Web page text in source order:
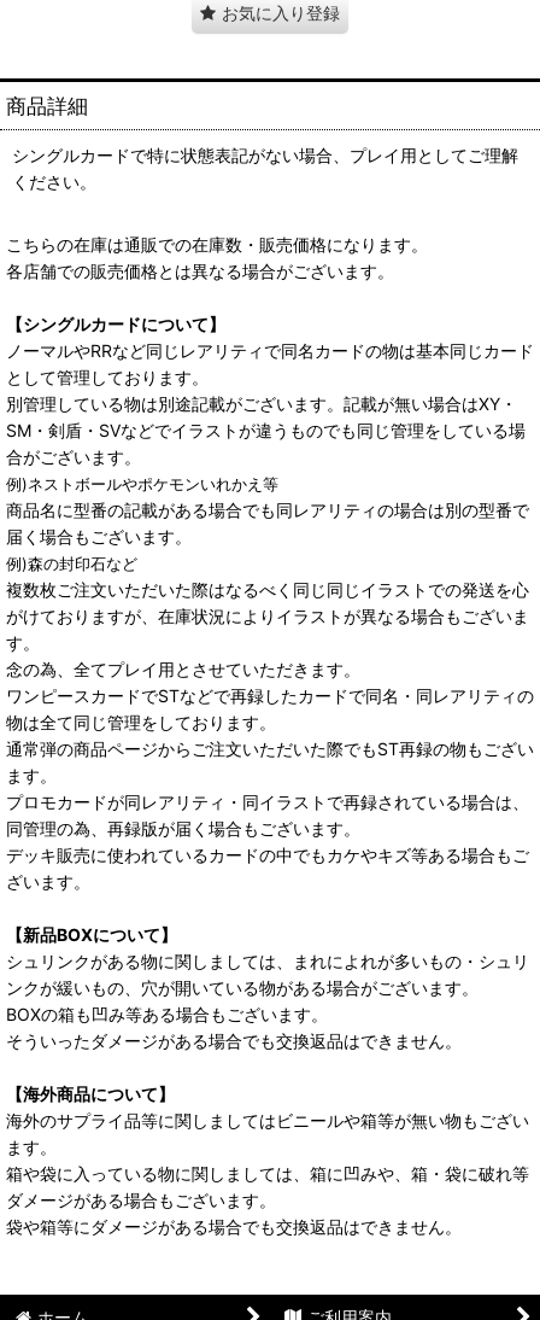
お気に入り登録
商品詳細
シングルカードで特に状態表記がない場合、プレイ用としてご理解
ください。
こちらの在庫は通販での在庫数・販売価格になります。
各店舗での販売価格とは異なる場合がございます。
【シングルカードについて】
ノーマルやRRなど同じレアリティで同名カードの物は基本同じカード
として管理しております。
別管理している物は別途記載がございます。記載が無い場合はXY・
SM・剣盾・SVなどでイラストが違うものでも同じ管理をしている場
合がございます。
例)ネストボールやポケモンいれかえ等
商品名に型番の記載がある場合でも同レアリティの場合は別の型番で
届く場合もございます。
例)森の封印石など
複数枚ご注文いただいた際はなるべく同じ同じイラストでの発送を心
がけておりますが、在庫状況によりイラストが異なる場合もございま
す。
念の為、全てプレイ用とさせていただきます。
ワンピースカードでSTなどで再録したカードで同名・同レアリティの
物は全て同じ管理をしております。
通常弾の商品ページからご注文いただいた際でもST再録の物もござい
ます。
プロモカードが同レアリティ・同イラストで再録されている場合は、
同管理の為、再録版が届く場合もございます。
デッキ販売に使われているカードの中でもカケやキズ等ある場合もご
ざいます。
【新品BOXについて】
シュリンクがある物に関しましては、まれによれが多いもの・シュリ
ンクが緩いもの、穴が開いている物がある場合がございます。
BOXの箱も凹み等ある場合もございます。
そういったダメージがある場合でも交換返品はできません。
【海外商品について】
海外のサプライ品等に関しましてはビニールや箱等が無い物もござい
ます。
箱や袋に入っている物に関しましては、箱に凹みや、箱・袋に破れ等
ダメージがある場合もございます。
袋や箱等にダメージがある場合でも交換返品はできません。